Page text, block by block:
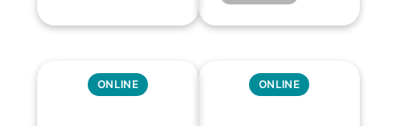
ONLINE ONLINE